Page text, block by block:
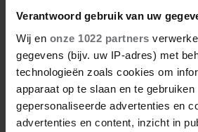
Verantwoord gebruik van uw
Wij en onze 1022 partners
gegevens (bijv. uw IP-adres) met
technologieën zoals cookies om
apparaat op te slaan en te
gepersonaliseerde advertenties en
advertenties en content, inzicht in